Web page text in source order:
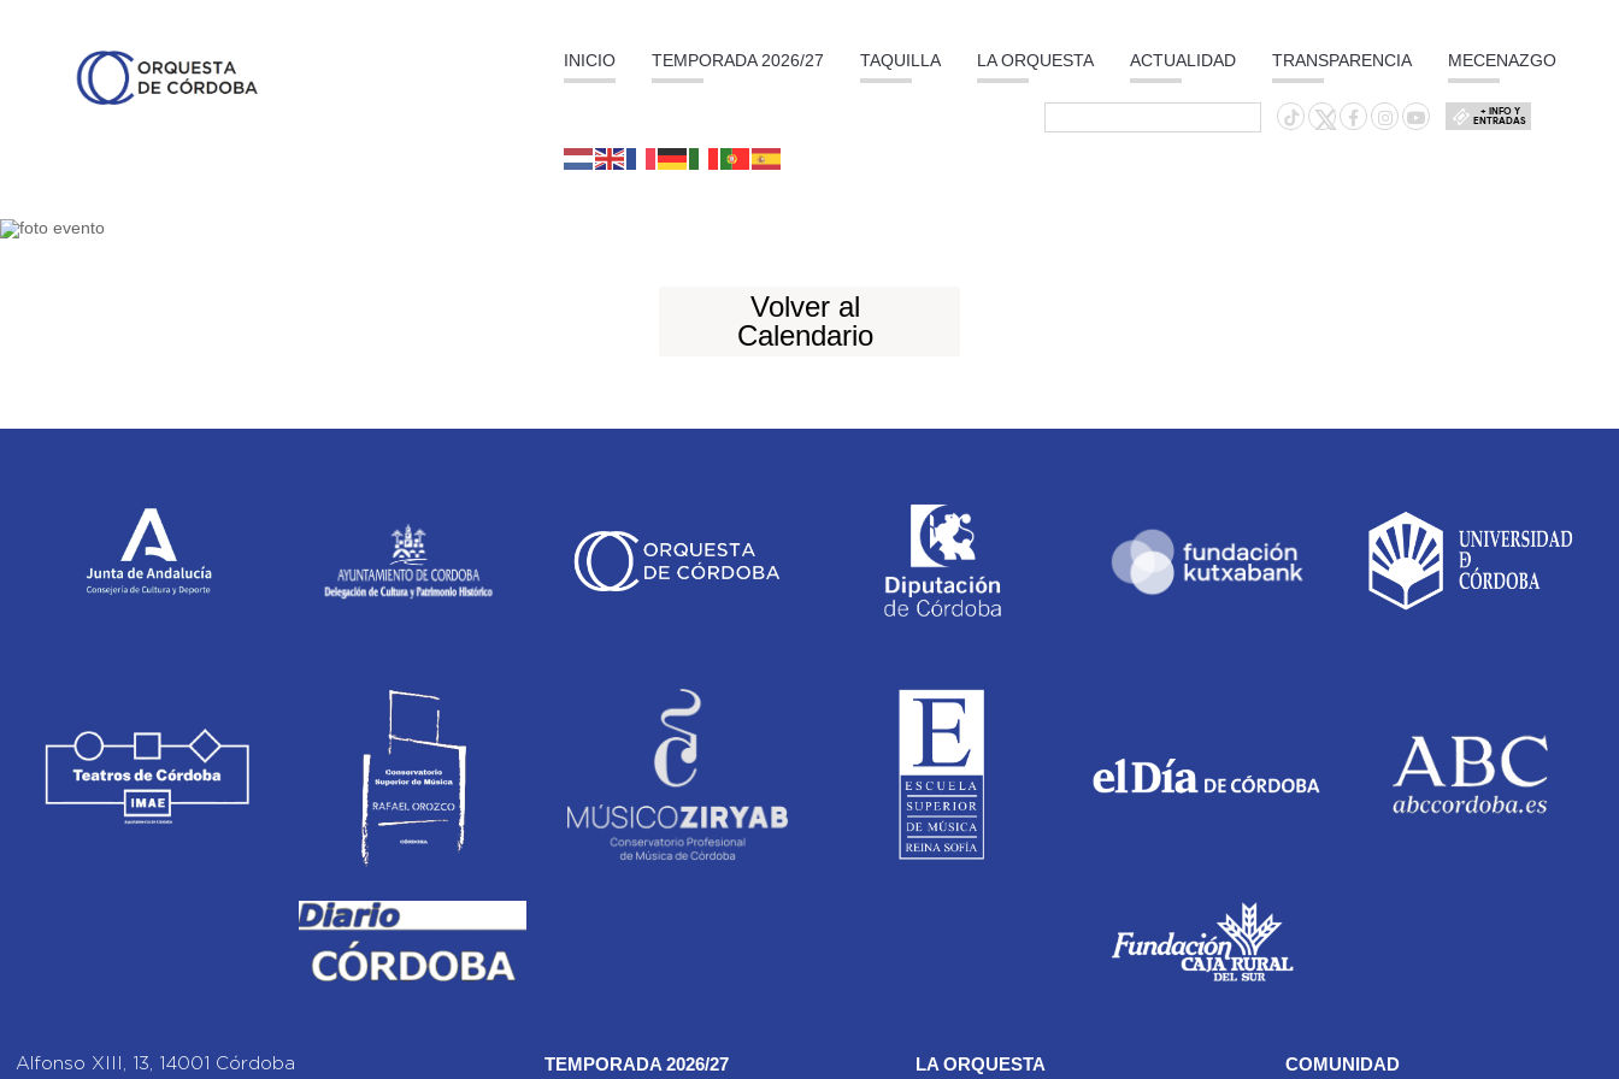
INICIO TEMPORADA 2026/27 TAQUILLA LA ORQUESTA ACTUALIDAD TRANSPARENCIA MECENAZGO
+ INFO Y
ENTRADAS
Volver al
Calendario
Alfonso XIII, 13, 14001 Córdoba
TEMPORADA 2026/27 LA ORQUESTA COMUNIDAD